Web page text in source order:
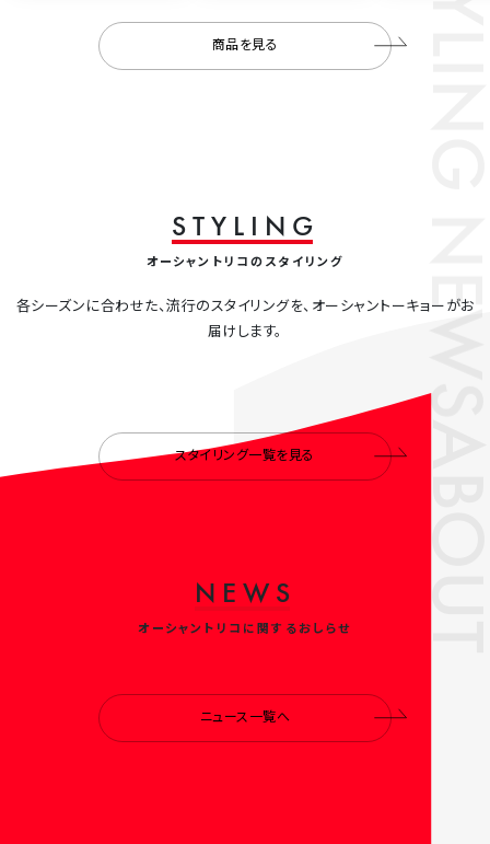
商品を見る
S T Y L N G
オーシャントリコのスタイリング
各シーズンに合わせた、流行のスタイリングを、オーシャントーキョーがお
届けします。
スタイリング一覧を見る
N E W S
オーシャントリコに関するおしらせ
ニュース一覧へ
NEWS